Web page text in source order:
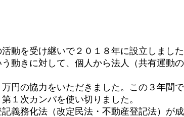
を受け継いで２０１８年に設立しました
動きに対して、個人から法人（共有運動の
の協力をいただきました。この３年間で
１次カンパを使い切りました。
務化法（改定民法・不動産登記法）が成